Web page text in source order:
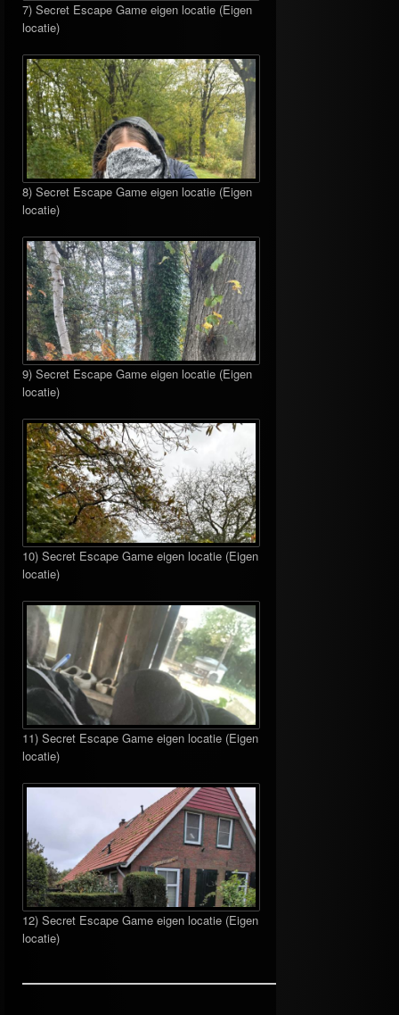
7) Secret Escape Game eigen locatie (Eigen
locatie)
8) Secret Escape Game eigen locatie (Eigen
locatie)
9) Secret Escape Game eigen locatie (Eigen
locatie)
10) Secret Escape Game eigen locatie (Eigen
locatie)
11) Secret Escape Game eigen locatie (Eigen
locatie)
12) Secret Escape Game eigen locatie (Eigen
locatie)